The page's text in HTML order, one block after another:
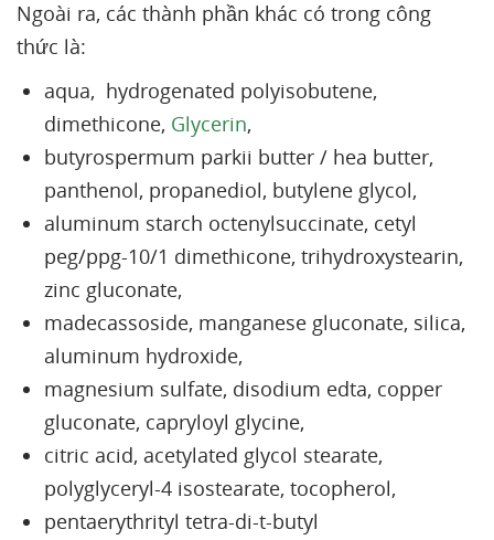
Ngoài ra, các thành phần khác có trong công
thức là:
aqua, hydrogenated polyisobutene,
dimethicone, Glycerin,
butyrospermum parkii butter / hea butter,
panthenol, propanediol, butylene glycol,
aluminum starch octenylsuccinate, cetyl
peg/ppg-10/1 dimethicone, trihydroxystearin,
zinc gluconate,
madecassoside, manganese gluconate, silica,
aluminum hydroxide,
magnesium sulfate, disodium edta, copper
gluconate, capryloyl glycine,
citric acid, acetylated glycol stearate,
polyglyceryl-4 isostearate, tocopherol,
pentaerythrityl tetra-di-t-butyl